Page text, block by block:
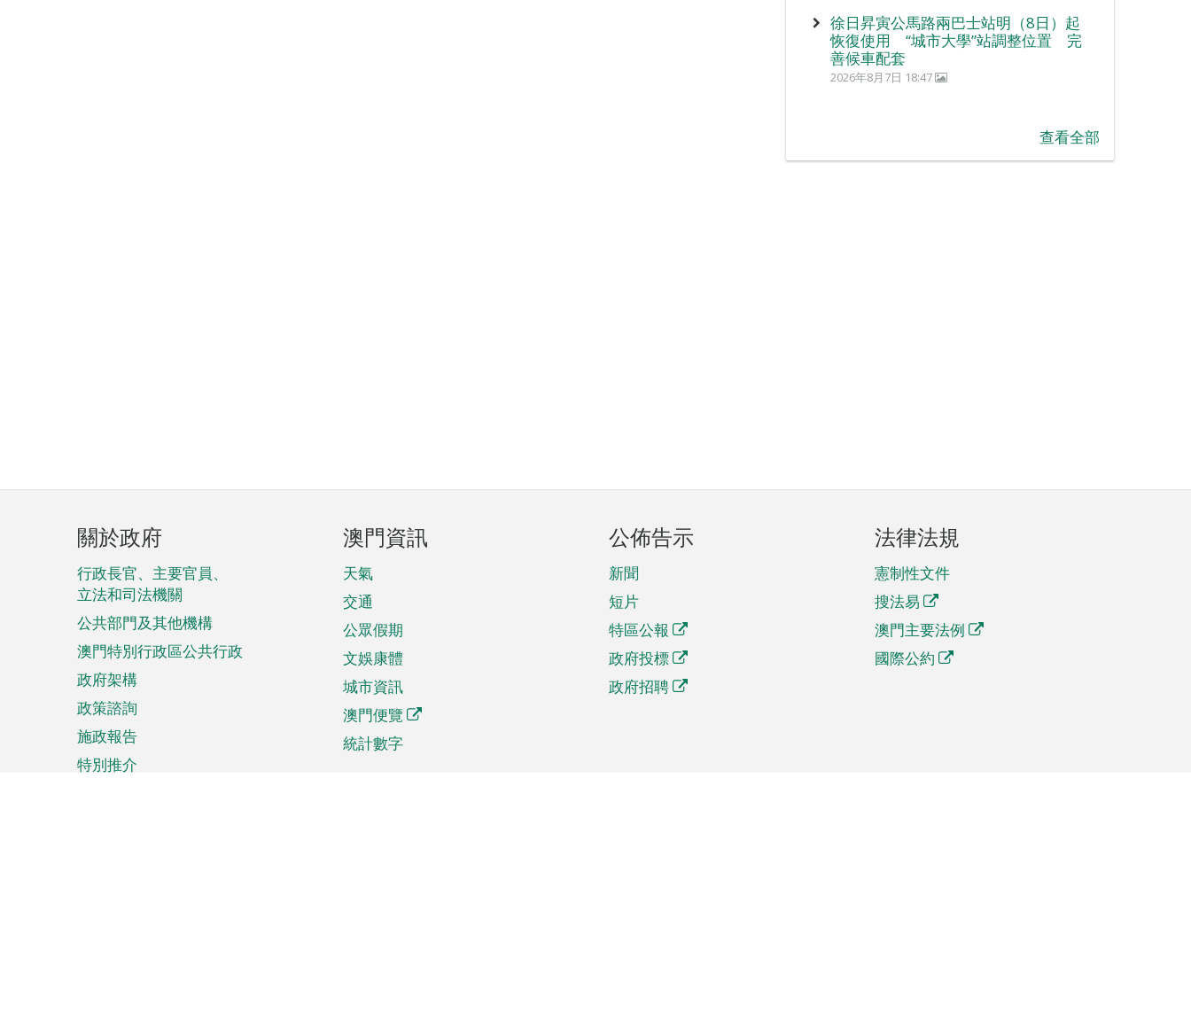
徐日昇寅公馬路兩巴士站明（8日）起
恢復使用 “城市大學”站調整位置 完
善候車配套
2026年8月7日 18:47
查看全部
頁
腳
菜
單
關於政府
行政長官、主要官員、
立法和司法機關
公共部門及其他機構
澳門特別行政區公共行政
政府架構
政策諮詢
施政報告
特別推介
澳門資訊
天氣
交通
公眾假期
文娛康體
城市資訊
澳門便覽
統計數字
公佈告示
新聞
短片
特區公報
政府投標
政府招聘
法律法規
憲制性文件
搜法易
澳門主要法例
國際公約